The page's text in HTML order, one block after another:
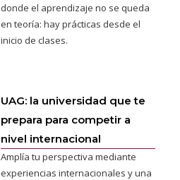
donde el aprendizaje no se queda
en teoría: hay prácticas desde el
inicio de clases.
UAG: la universidad que te
prepara para competir a
nivel internacional
Amplía tu perspectiva mediante
experiencias internacionales y una